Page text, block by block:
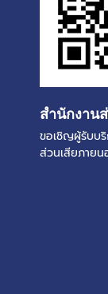
สำนักงาน
ขอเชิญผู้รับบ
ส่วนเสียภาย